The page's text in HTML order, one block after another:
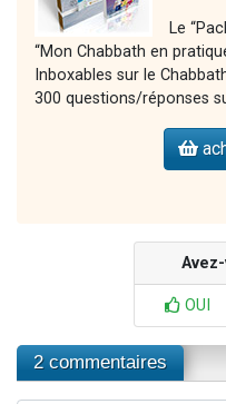
Le
“Mon Chabbath en
Inboxables sur le
300 questions/réponses
OUI
2 commentaires